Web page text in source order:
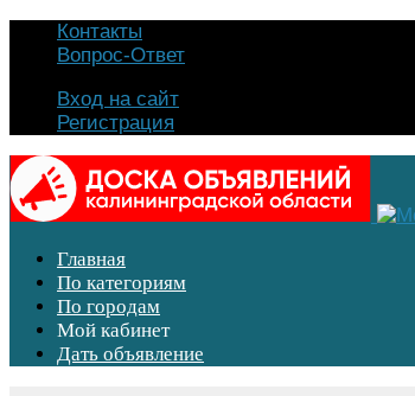
Контакты
Вопрос-Ответ
Вход на сайт
Регистрация
Главная
По категориям
По городам
Мой кабинет
Дать объявление